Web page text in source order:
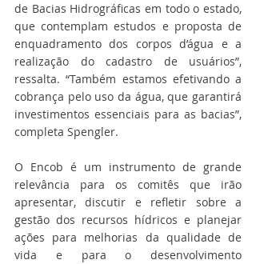
de Bacias Hidrográficas em todo o estado,
que contemplam estudos e proposta de
enquadramento dos corpos d’água e a
realização do cadastro de usuários”,
ressalta. “Também estamos efetivando a
cobrança pelo uso da água, que garantirá
investimentos essenciais para as bacias”,
completa Spengler.
O Encob é um instrumento de grande
relevância para os comitês que irão
apresentar, discutir e refletir sobre a
gestão dos recursos hídricos e planejar
ações para melhorias da qualidade de
vida e para o desenvolvimento